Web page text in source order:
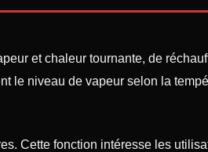
et chaleur tournante, de
le niveau de vapeur selon la
Cette fonction intéresse les